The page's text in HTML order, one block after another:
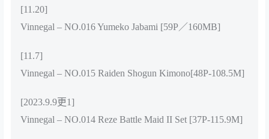
[11.20]
Vinnegal – NO.016 Yumeko Jabami [59P／160MB]
[11.7]
Vinnegal – NO.015 Raiden Shogun Kimono[48P-108.5M]
[2023.9.9更1]
Vinnegal – NO.014 Reze Battle Maid II Set [37P-115.9M]